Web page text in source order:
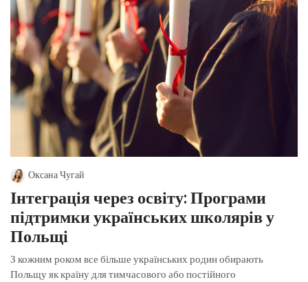
Оксана Чугай
Інтеграція через освіту: Програми
підтримки українських школярів у
Польщі
З кожним роком все більше українських родин обирають
Польщу як країну для тимчасового або постійного